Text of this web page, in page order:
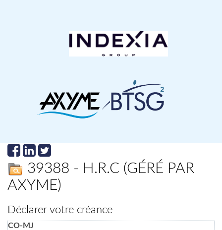
39388 - H.R.C (GÉRÉ PAR
AXYME)
Déclarer votre créance
CO-MJ